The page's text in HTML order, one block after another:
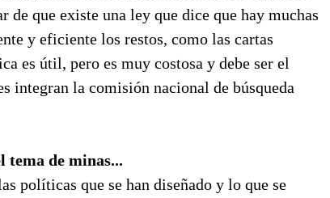
de que existe una ley que dice que hay muchas
y eficiente los restos, como las cartas
es útil, pero es muy costosa y debe ser el
integran la comisión nacional de búsqueda
tema de minas...
políticas que se han diseñado y lo que se